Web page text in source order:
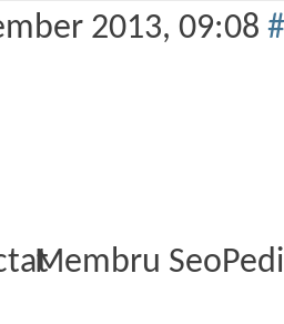
2013, 09:08
Membru